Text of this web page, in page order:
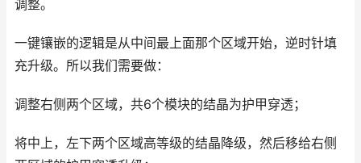
调整。
一键镶嵌的逻辑是从中间最上面那个区域开始，逆时针填
充升级。所以我们需要做：
调整右侧两个区域，共6个模块的结晶为护甲穿透；
将中上，左下两个区域高等级的结晶降级，然后移给右侧